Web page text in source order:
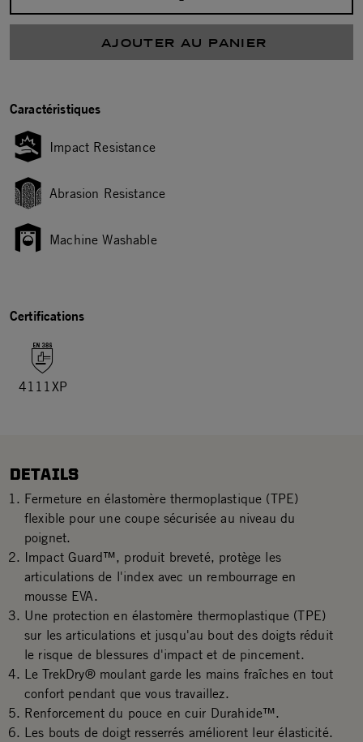
AJOUTER AU PANIER
Caractéristiques
Impact Resistance
Abrasion Resistance
Machine Washable
Certifications
4111XP
DETAILS
Fermeture en élastomère thermoplastique (TPE)
flexible pour une coupe sécurisée au niveau du
poignet.
Impact Guard™, produit breveté, protège les
articulations de l'index avec un rembourrage en
mousse EVA.
Une protection en élastomère thermoplastique (TPE)
sur les articulations et jusqu'au bout des doigts réduit
le risque de blessures d'impact et de pincement.
Le TrekDry® moulant garde les mains fraîches en tout
confort pendant que vous travaillez.
Renforcement du pouce en cuir Durahide™.
Les bouts de doigt resserrés améliorent leur élasticité.